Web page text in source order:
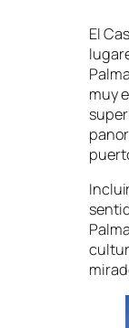
El
muy